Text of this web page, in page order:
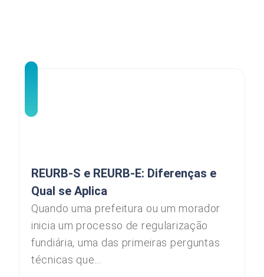
REURB-S e REURB-E: Diferenças e
Qual se Aplica
Quando uma prefeitura ou um morador
inicia um processo de regularização
fundiária, uma das primeiras perguntas
técnicas que...